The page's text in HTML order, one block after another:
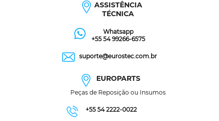
ASSISTÊNCIA
TÉCNICA
Whatsapp
+55 54 99266-6575
suporte@eurostec.com.br
EUROPARTS
Peças de Reposição ou Insumos
+55 54 2222-0022